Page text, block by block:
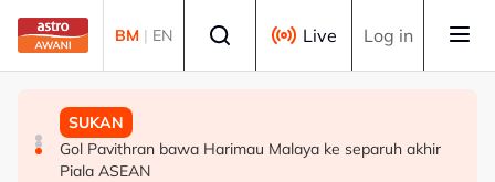
Skip to main content
BM | EN Live Log in
MALAYSIA
Berita tempatan pilihan sepanjang hari ini
MALAYSIA
Bapa lemas cuba selamatkan anak jatuh kolam ikan
SUKAN
Gol Pavithran bawa Harimau Malaya ke separuh akhir
Piala ASEAN